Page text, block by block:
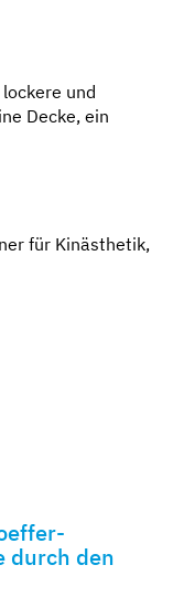
und
Decke, ein
für Kinästhetik,
durch den